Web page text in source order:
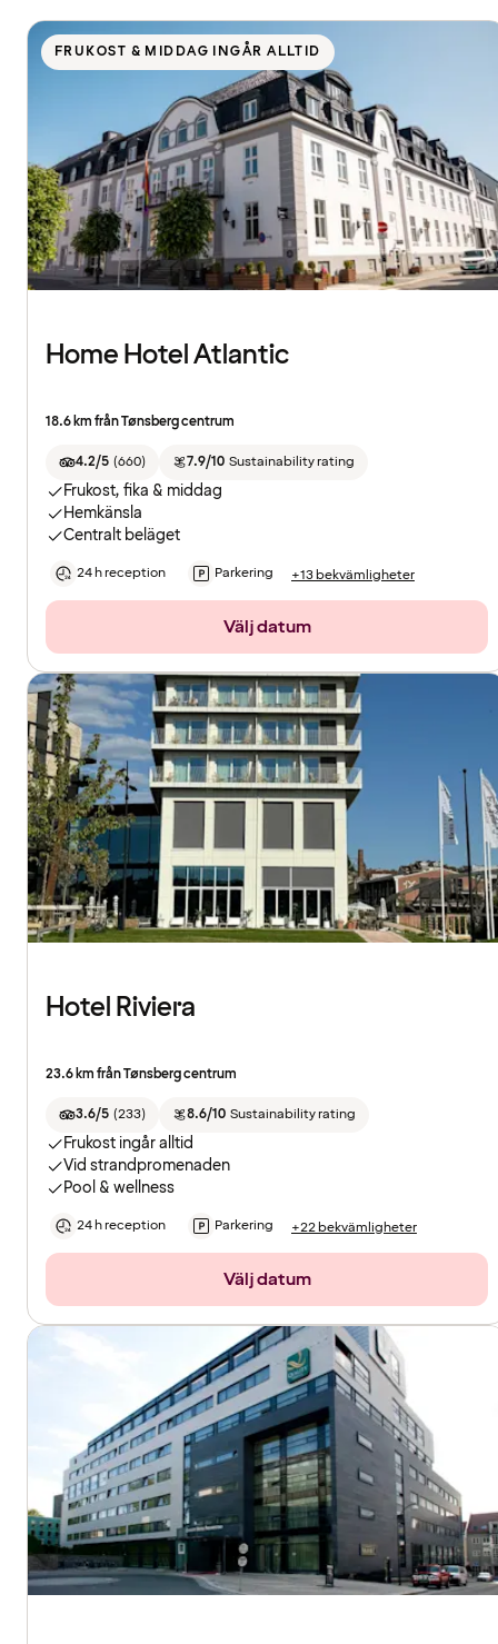
FRUKOST & MIDDAG INGÅR ALLTID
Home Hotel Atlantic
18.6 km från Tønsberg centrum
4.2/5 (660) 7.9/10 Sustainability rating
Frukost, fika & middag
Hemkänsla
Centralt beläget
24 h reception Parkering +13 bekvämligheter
Välj datum
Hotel Riviera
23.6 km från Tønsberg centrum
3.6/5 (233) 8.6/10 Sustainability rating
Frukost ingår alltid
Vid strandpromenaden
Pool & wellness
24 h reception Parkering +22 bekvämligheter
Välj datum